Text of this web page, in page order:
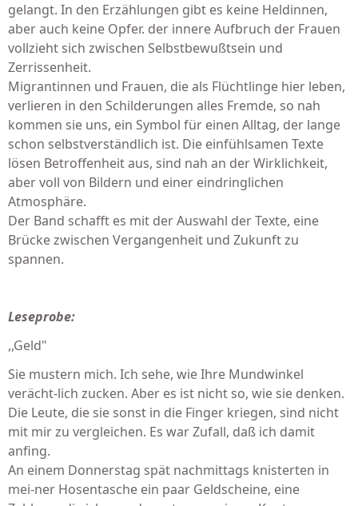
gelangt. In den Erzählungen gibt es keine Heldinnen,
aber auch keine Opfer. der innere Aufbruch der Frauen
vollzieht sich zwischen Selbstbewußtsein und
Zerrissenheit.
Migrantinnen und Frauen, die als Flüchtlinge hier leben,
verlieren in den Schilderungen alles Fremde, so nah
kommen sie uns, ein Symbol für einen Alltag, der lange
schon selbstverständlich ist. Die einfühlsamen Texte
lösen Betroffenheit aus, sind nah an der Wirklichkeit,
aber voll von Bildern und einer eindringlichen
Atmosphäre.
Der Band schafft es mit der Auswahl der Texte, eine
Brücke zwischen Vergangenheit und Zukunft zu
spannen.
Leseprobe:
,,Geld"
Sie mustern mich. Ich sehe, wie Ihre Mundwinkel
verächt-lich zucken. Aber es ist nicht so, wie sie denken.
Die Leute, die sie sonst in die Finger kriegen, sind nicht
mit mir zu vergleichen. Es war Zufall, daß ich damit
anfing.
An einem Donnerstag spät nachmittags knisterten in
mei-ner Hosentasche ein paar Geldscheine, eine